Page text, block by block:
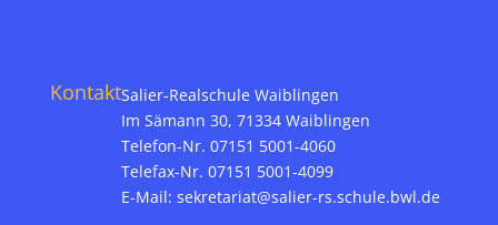
KontaktSalier-Realschule Waiblingen
Im Sämann 30, 71334 Waiblingen
Telefon-Nr. 07151 5001-4060
Telefax-Nr. 07151 5001-4099
E-Mail: sekretariat@salier-rs.schule.bwl.de